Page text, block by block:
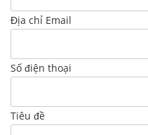
Địa chỉ Email
Số điện thoại
Tiêu đề